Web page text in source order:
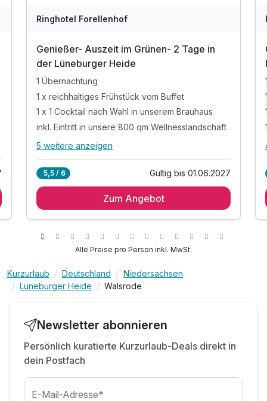
Ausstattung
Für 5 Tage p.P. ab468,00 €
Doppelzimmer Superior B
Ringhotel Forellenhof
Genießer- Auszeit im Grünen- 2 Tage in
der Lüneburger Heide
1 Übernachtung
1 x reichhaltiges Frühstück vom Buffet
1 x 1 Cocktail nach Wahl in unserem Brauhaus
inkl. Eintritt in unsere 800 qm Wellnesslandschaft
Alle Inklusivleistungen
1 x reichhaltiges Frühstück vom Buffet
inkl. kuschliger Wohlfühl- Bademantel
inkl. Tageszeitung
inkl. Parkplatz am Hotel
5 weitere anzeigen
5,5 / 6 Gültig bis 01.06.2027
Zum Angebot
Alle Preise pro Person inkl. MwSt.
Kurzurlaub Deutschland
Niedersachsen
Lüneburger Heide
Walsrode
Newsletter abonnieren
Persönlich kuratierte Kurzurlaub-Deals direkt in
dein Postfach
E-Mail-Adresse*